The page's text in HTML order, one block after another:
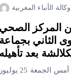
وكالة الأنباء المغربية
المركز
الثاني
بعد
محمد أصكام | تم،يوم أمس الجمعة 25